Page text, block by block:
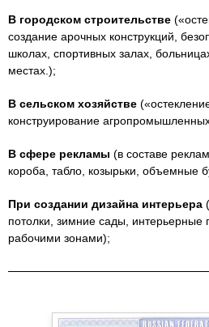
В городском строительстве
создание арочных конструкций,
школах, спортивных залах,
местах.);
В сельском хозяйстве
конструирование
В сфере рекламы (в составе
короба, табло, козырьки, объемные
При создании дизайна интерьера
потолки, зимние сады, интерьерные
рабочими зонами);